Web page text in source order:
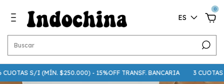
ES
0
S/I (MÍN. $250.000) - 15%OFF TRANSF. BANCARIA 3 CUOTAS